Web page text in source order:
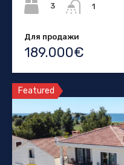
3
1
Для продажи
189.000€
Featured